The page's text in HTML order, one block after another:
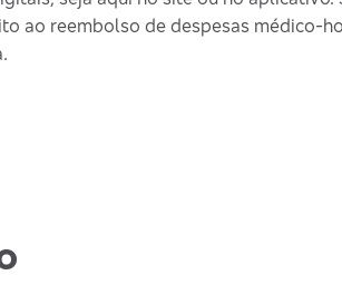
ao reembolso de despesas médico-